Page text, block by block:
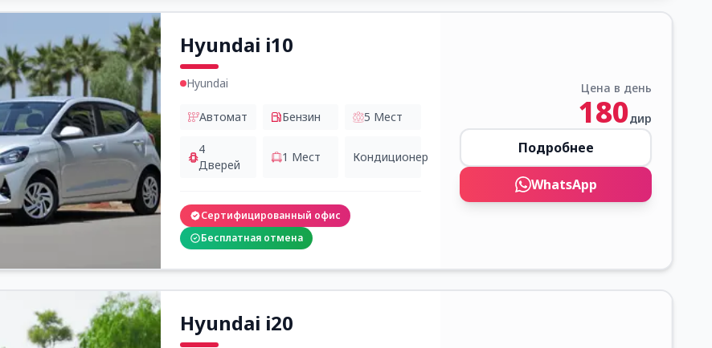
Hyundai i10
Hyundai
Автомат Бензин 5 Мест
4
Дверей
1 Мест Кондиционер
Сертифицированный офис
Бесплатная отмена
Цена в день
180дир
Подробнее
WhatsApp
Hyundai i20